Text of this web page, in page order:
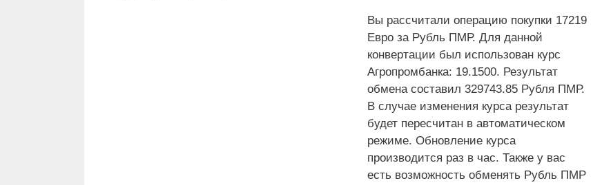
Вы рассчитали операцию покупки 17219
Евро за Рубль ПМР. Для данной
конвертации был использован курс
Агропромбанка: 19.1500. Результат
обмена составил 329743.85 Рубля ПМР.
В случае изменения курса результат
будет пересчитан в автоматическом
режиме. Обновление курса
производится раз в час. Также у вас
есть возможность обменять Рубль ПМР